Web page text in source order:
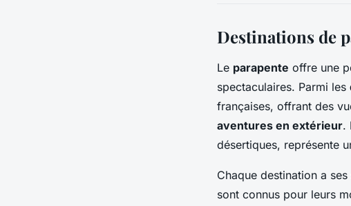
Destinations de
Le parapente offre une
spectaculaires. Parmi les
françaises, offrant des
aventures en extérieur.
désertiques, représente
Chaque destination a
sont connus pour leurs